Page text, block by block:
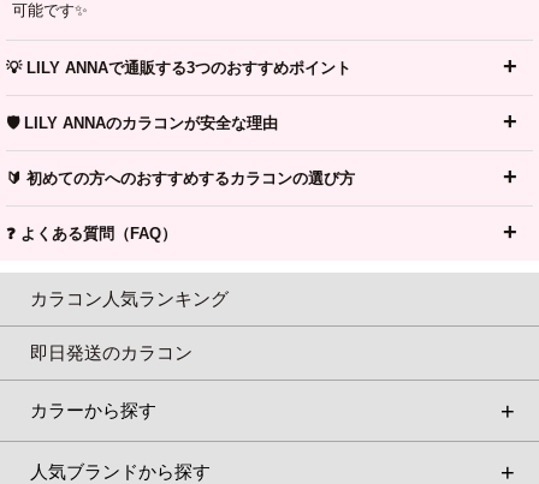
可能です✨
💡 LILY ANNAで通販する3つのおすすめポイント
🛡️ LILY ANNAのカラコンが安全な理由
🔰 初めての方へのおすすめするカラコンの選び方
❓ よくある質問（FAQ）
カラコン人気ランキング
即日発送のカラコン
カラーから探す
人気ブランドから探す